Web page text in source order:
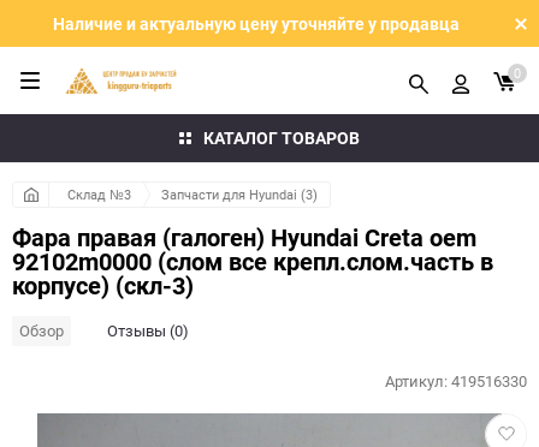
Наличие и актуальную цену уточняйте у продавца
КАТАЛОГ ТОВАРОВ
0
Склад №3 Запчасти для Hyundai (3)
Фара правая (галоген) Hyundai Creta oem
92102m0000 (слом все крепл.слом.часть в
корпусе) (скл-3)
Обзор Отзывы (0)
Артикул:419516330